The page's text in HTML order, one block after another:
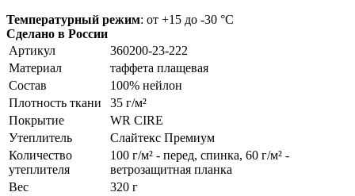
Температурный режим: от +15 до -30 °С
Сделано в России
Артикул
360200-23-222
Материал
таффета плащевая
Состав
100% нейлон
Плотность ткани
35 г/м²
Покрытие
WR CIRE
Утеплитель
Слайтекс Премиум
Количество
утеплителя
100 г/м² - перед, спинка, 60 г/м² -
ветрозащитная планка
Вес
320 г